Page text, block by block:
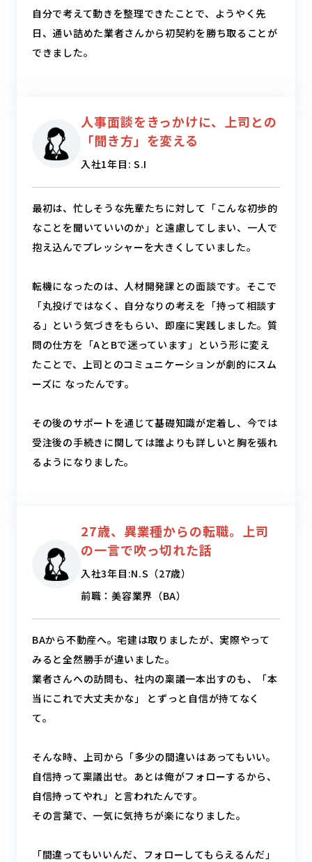
自分で考えて動きを整理できたことで、ようやく先
日、通い詰めた業者さんから初契約を勝ち取ることが
できました。
人事面談をきっかけに、 上司との
「聞き方」を変える
入社1年目: S.I
最初は、忙しそうな先輩たちに対して「こんな初歩的
なことを聞いていいのか」と遠慮してしまい、一人で
抱え込んでプレッシャーを大きくしていました。
転機になったのは、人材開発課との面談です。そこで
「丸投げではなく、自分なりの考えを「持って相談す
る」という気づきをもらい、即座に実践しました。質
問の仕方を「AとBで迷っています」という形に変え
たことで、上司とのコミュニケーションが劇的にスム
ーズに なったんです。
その後のサポートを通じて基礎知識が定着し、今では
受注後の手続きに関しては誰よりも詳しいと胸を張れ
るようになりました。
27歳、異業種からの転職。 上司
の一言で吹っ切れた話
入社3年目:N.S（27歳）
前職：美容業界（BA）
BAから不動産へ。宅建は取りましたが、実際やって
みると全然勝手が違いました。
業者さんへの訪問も、社内の稟議一本出すのも、「本
当にこれで大丈夫かな」 とずっと自信が持てなく
て。
そんな時、上司から「多少の間違いはあってもいい。
自信持って稟議出せ。あとは俺がフォローするから、
自信持ってやれ」と言われたんです。
その言葉で、一気に気持ちが楽になりました。
「間違ってもいいんだ、フォローしてもらえるんだ」